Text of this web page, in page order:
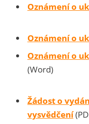
Oznámení o
Oznámení o
Oznámení o
(Word)
Žádost o
vysvědčení